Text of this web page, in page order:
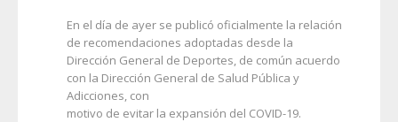
En el día de ayer se publicó oficialmente la relación
de recomendaciones adoptadas desde la
Dirección General de Deportes, de común acuerdo
con la Dirección General de Salud Pública y
Adicciones, con
motivo de evitar la expansión del COVID-19.